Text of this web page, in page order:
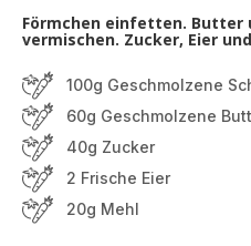
Förmchen einfetten. Butter
vermischen. Zucker, Eier
100g Geschmolzene
60g Geschmolzene
40g Zucker
2 Frische Eier
20g Mehl